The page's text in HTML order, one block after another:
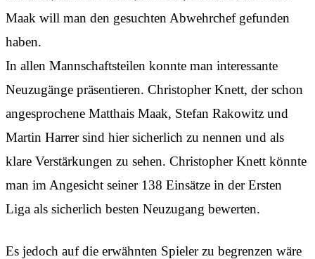
Maak will man den gesuchten Abwehrchef gefunden
haben.
In allen Mannschaftsteilen konnte man interessante
Neuzugänge präsentieren. Christopher Knett, der schon
angesprochene Matthais Maak, Stefan Rakowitz und
Martin Harrer sind hier sicherlich zu nennen und als
klare Verstärkungen zu sehen. Christopher Knett könnte
man im Angesicht seiner 138 Einsätze in der Ersten
Liga als sicherlich besten Neuzugang bewerten.
Es jedoch auf die erwähnten Spieler zu begrenzen wäre